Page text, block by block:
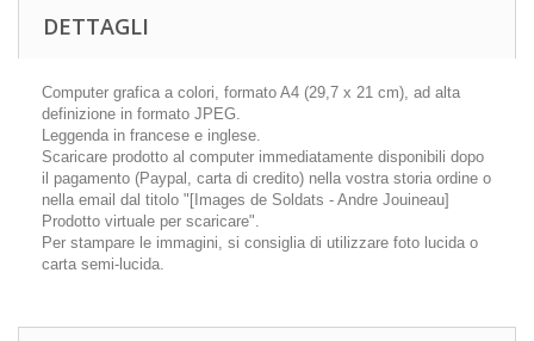
DETTAGLI
Computer grafica a colori, formato A4 (29,7 x 21 cm), ad alta
definizione in formato JPEG.
Leggenda in francese e inglese.
Scaricare prodotto al computer immediatamente disponibili dopo
il pagamento (Paypal, carta di credito) nella vostra storia ordine o
nella email dal titolo "[Images de Soldats - Andre Jouineau]
Prodotto virtuale per scaricare".
Per stampare le immagini, si consiglia di utilizzare foto lucida o
carta semi-lucida.